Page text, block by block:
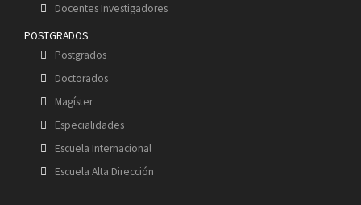
Docentes Investigadores
POSTGRADOS
Postgrados
Doctorados
Magíster
Especialidades
Escuela Internacional
Escuela Alta Dirección